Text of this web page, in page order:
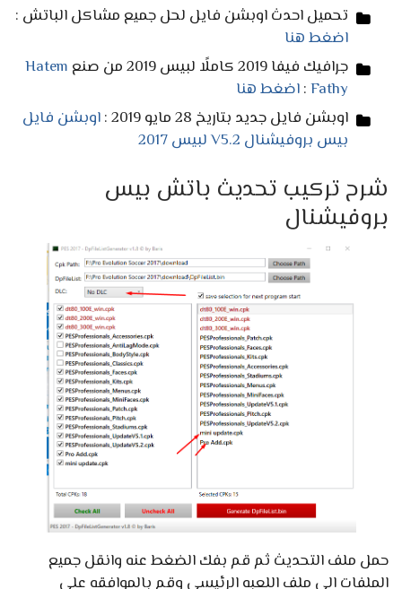
تحميل احدث اوبشن فايل لحل جميع مشاكل الباتش :
اضغط هنا
جرافيك فيفا 2019 كاملًا لبيس 2019 من صنع
Hatem
Fathy
:اضغط هنا
اوبشن فايل جديد بتاريخ 28 مايو 2019 :
اوبشن فايل
بيس بروفيشنال V5.2 لبيس 2017
شرح تركيب تحديث باتش بيس
بروفيشنال
حمل ملف التحديث ثم قم بفك الضغط عنه وانقل جميع
الملفات الى ملف اللعبه الرئيسي وقم بالموافقه علي